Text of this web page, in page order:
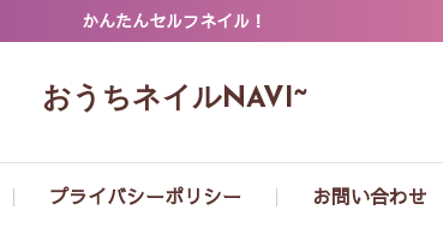
かんたんセルフネイル！
おうちネイルNAVI~
プライバシーポリシー お問い合わせ